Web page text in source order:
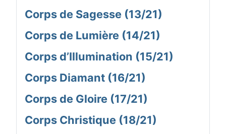
Corps de Sagesse (13/21)
Corps de Lumière (14/21)
Corps d’Illumination (15/21)
Corps Diamant (16/21)
Corps de Gloire (17/21)
Corps Christique (18/21)